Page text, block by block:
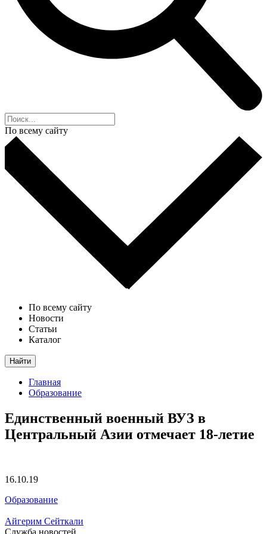
По всему сайту
По всему сайту
Новости
Статьи
Каталог
Найти
Главная
Образование
Единственный военный ВУЗ в
Центральный Азии отмечает 18-летие
16.10.19
Образование
Айгерим Сейткали